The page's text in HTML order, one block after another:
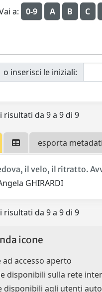
a: 0-9 A B C
o inserisci le iniziali:
risultati da 9 a 9 di 9
esporta metadati
il velo, il ritratto.
GHIRARDI
risultati da 9 a 9 di 9
icone
ad accesso aperto
disponibili sulla rete
disponibili agli utenti